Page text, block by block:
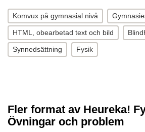
Komvux på gymnasial nivå
HTML, obearbetad text och bild
Synnedsättning Fysik
Fler format av Heureka!
Övningar och problem